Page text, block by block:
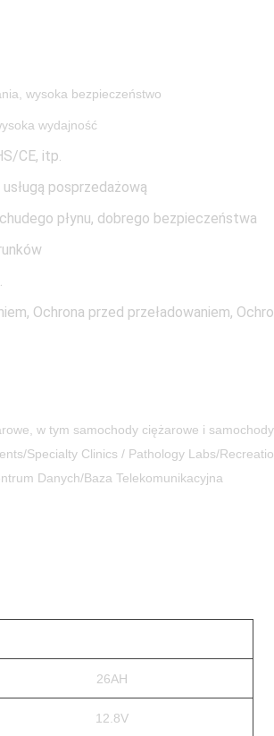
wysoka bezpieczeństwo
wydajność
CE, itp.
posprzedażową
płynu, dobrego bezpieczeństwa
Ochrona przed przeładowaniem,
w tym samochody ciężarowe i
Specialty Clinics / Pathology Labs/
Danych/Baza Telekomunikacyjna
26AH
12.8V